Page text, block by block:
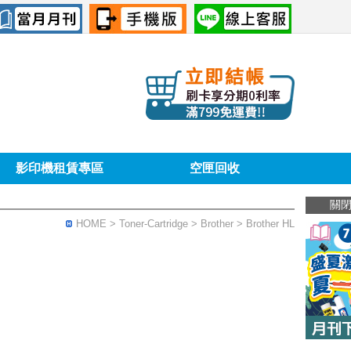
關閉
影印機租賃專區 空匣回收
HOME > Toner-Cartridge > Brother > Brother HL